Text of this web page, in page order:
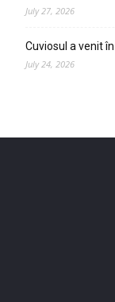
July 27, 2026
Cuviosul a venit
July 24, 2026